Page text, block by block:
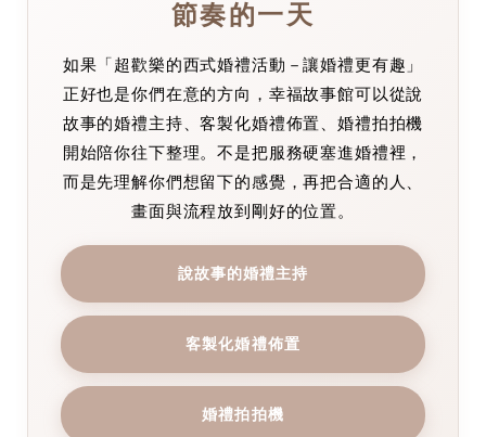
節奏的一天
如果「超歡樂的西式婚禮活動－讓婚禮更有趣」
正好也是你們在意的方向，幸福故事館可以從說
故事的婚禮主持、客製化婚禮佈置、婚禮拍拍機
開始陪你往下整理。不是把服務硬塞進婚禮裡，
而是先理解你們想留下的感覺，再把合適的人、
畫面與流程放到剛好的位置。
說故事的婚禮主持
客製化婚禮佈置
婚禮拍拍機